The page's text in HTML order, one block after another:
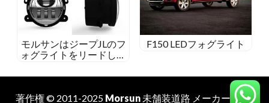
モルサンはジープJLのフ
ォグライトをリードしま
コン/サハラ/モアブ
F150 LEDフォグライト
著作権 © 2011-2025 Morsun 未舗装道路 メーカー . 無断